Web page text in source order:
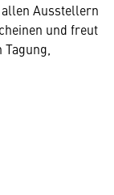
Ausstellern
und freut